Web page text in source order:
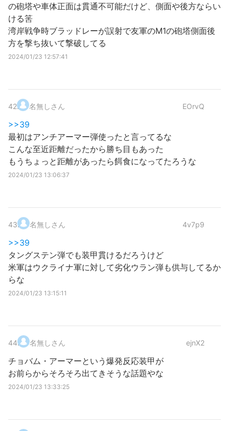
の砲塔や車体正面は貫通不可能だけど、側面や後方ならい
ける筈
湾岸戦争時ブラッドレーが誤射で友軍のM1の砲塔側面後
方を撃ち抜いて撃破してる
2024/01/23 12:57:41
42. 名無しさん EOrvQ
>>39
最初はアンチアーマー弾使ったと言ってるな
こんな至近距離だったから勝ち目もあった
もうちょっと距離があったら餌食になってたろうな
2024/01/23 13:06:37
43. 名無しさん 4v7p9
>>39
タングステン弾でも装甲貫けるだろうけど
米軍はウクライナ軍に対して劣化ウラン弾も供与してるか
らな
2024/01/23 13:15:11
44. 名無しさん ejnX2
チョバム・アーマーという爆発反応装甲が
お前らからそろそろ出てきそうな話題やな
2024/01/23 13:33:25